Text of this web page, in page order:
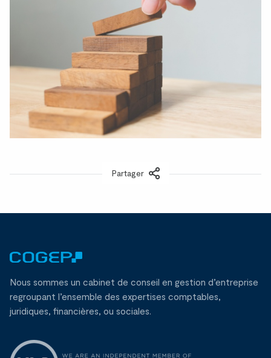
Partager
LinkedIn
Nous sommes un cabinet de conseil en gestion d’entreprise
regroupant l’ensemble des expertises comptables,
juridiques, financières, ou sociales.